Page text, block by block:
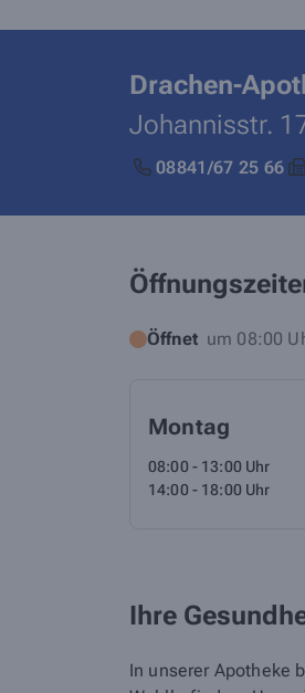
Drachen-
Johannisstr.
08841/67 25 66
Öffnet um 08:00
Montag
08:00 - 13:00 Uhr
14:00 - 18:00 Uhr
Ihre
In unserer Apotheke